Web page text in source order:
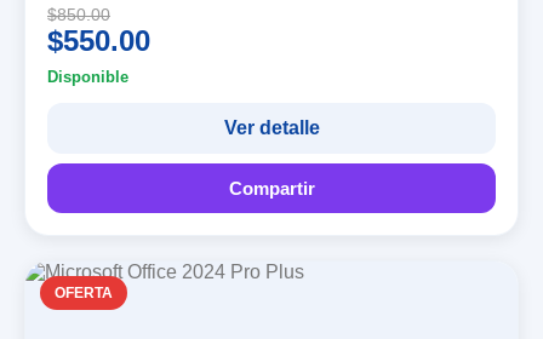
$850.00
$550.00
Disponible
Ver detalle
Compartir
OFERTA